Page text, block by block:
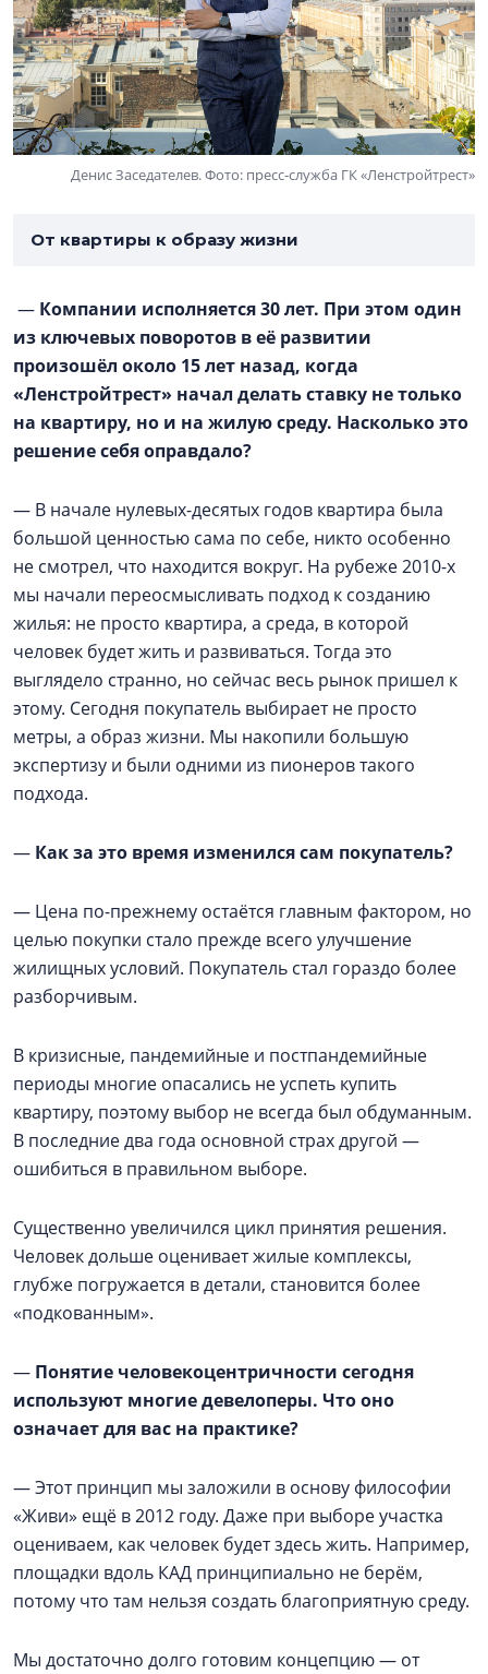
Денис Заседателев. Фото: пресс-служба ГК «Ленстройтрест»
От квартиры к образу жизни
— Компании исполняется 30 лет. При этом один
из ключевых поворотов в её развитии
произошёл около 15 лет назад, когда
«Ленстройтрест» начал делать ставку не только
на квартиру, но и на жилую среду. Насколько это
решение себя оправдало?
— В начале нулевых-десятых годов квартира была
большой ценностью сама по себе, никто особенно
не смотрел, что находится вокруг. На рубеже 2010-х
мы начали переосмысливать подход к созданию
жилья: не просто квартира, а среда, в которой
человек будет жить и развиваться. Тогда это
выглядело странно, но сейчас весь рынок пришел к
этому. Сегодня покупатель выбирает не просто
метры, а образ жизни. Мы накопили большую
экспертизу и были одними из пионеров такого
подхода.
— Как за это время изменился сам покупатель?
— Цена по-прежнему остаётся главным фактором, но
целью покупки стало прежде всего улучшение
жилищных условий. Покупатель стал гораздо более
разборчивым.
В кризисные, пандемийные и постпандемийные
периоды многие опасались не успеть купить
квартиру, поэтому выбор не всегда был обдуманным.
В последние два года основной страх другой —
ошибиться в правильном выборе.
Существенно увеличился цикл принятия решения.
Человек дольше оценивает жилые комплексы,
глубже погружается в детали, становится более
«подкованным».
— Понятие человекоцентричности сегодня
используют многие девелоперы. Что оно
означает для вас на практике?
— Этот принцип мы заложили в основу философии
«Живи» ещё в 2012 году. Даже при выборе участка
оцениваем, как человек будет здесь жить. Например,
площадки вдоль КАД принципиально не берём,
потому что там нельзя создать благоприятную среду.
Мы достаточно долго готовим концепцию — от